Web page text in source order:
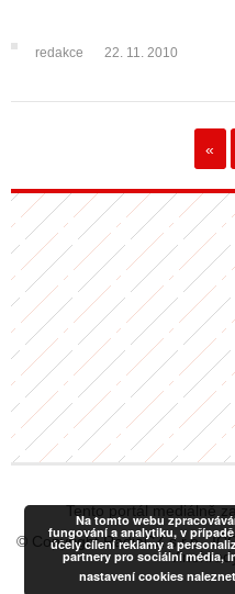
redakce 22. 11. 2010
«
Tento portál mediálně
© Copyright RadiaCZ s.r.o.,
Na tomto webu
fungování a analytiku, v
účely cílení reklamy a
partnery pro sociální média,
nastavení cookies